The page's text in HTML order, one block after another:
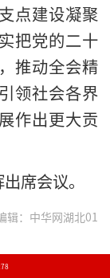
点建设凝聚
把党的二十
推动全会精
领社会各界
作出更大贡
席会议。
辑：中华网湖北01